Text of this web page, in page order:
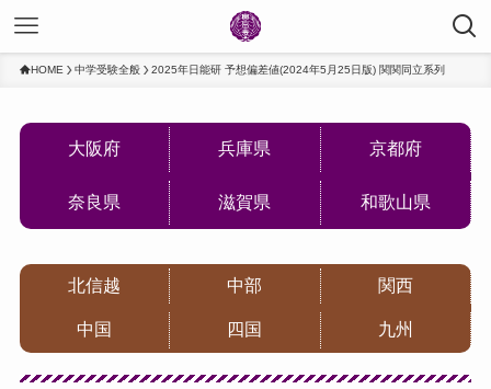
HOME 中学受験全般 2025年日能研 予想偏差値(2024年5月25日版) 関関同立系列
大阪府 兵庫県 京都府
奈良県 滋賀県 和歌山県
北信越 中部 関西
中国 四国 九州